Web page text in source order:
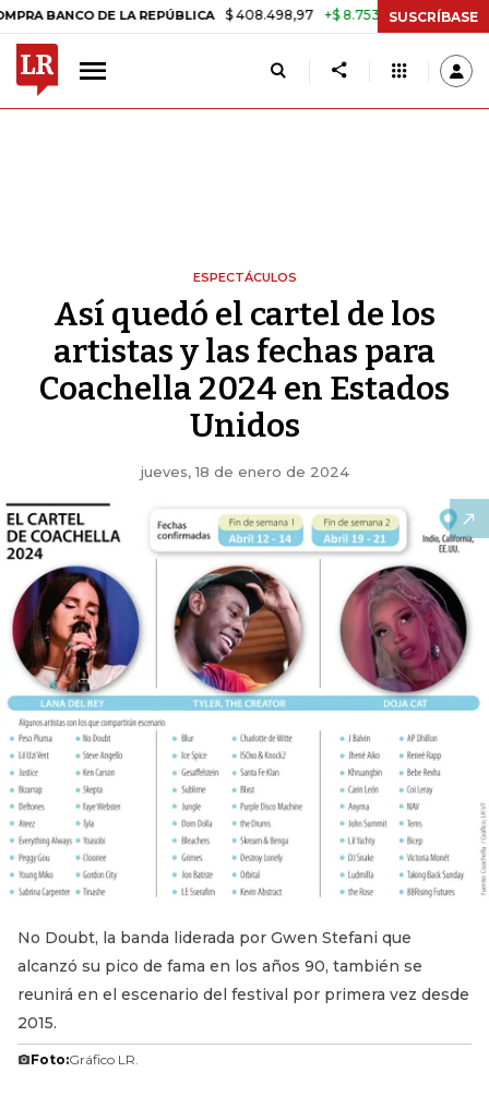
DE LA REPÚBLICA $ 408.498,97 +$ 8.753,81 +2,19% TASA DE
SUSCRÍBASE
ESPECTÁCULOS
Así quedó el cartel de los
artistas y las fechas para
Coachella 2024 en Estados
Unidos
jueves, 18 de enero de 2024
No Doubt, la banda liderada por Gwen Stefani que
alcanzó su pico de fama en los años 90, también se
reunirá en el escenario del festival por primera vez desde
2015.
Foto:Gráfico LR.